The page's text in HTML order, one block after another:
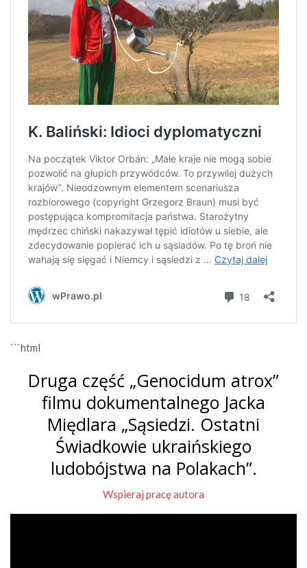
```html
Druga część „Genocidum atrox”
filmu dokumentalnego Jacka
Międlara „Sąsiedzi. Ostatni
Świadkowie ukraińskiego
ludobójstwa na Polakach”.
Wspieraj pracę autora